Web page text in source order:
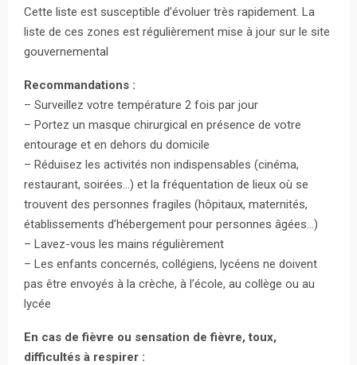
Cette liste est susceptible d’évoluer très rapidement. La
liste de ces zones est régulièrement mise à jour sur le site
gouvernemental
Recommandations :
– Surveillez votre température 2 fois par jour
– Portez un masque chirurgical en présence de votre
entourage et en dehors du domicile
– Réduisez les activités non indispensables (cinéma,
restaurant, soirées…) et la fréquentation de lieux où se
trouvent des personnes fragiles (hôpitaux, maternités,
établissements d’hébergement pour personnes âgées…)
– Lavez-vous les mains régulièrement
– Les enfants concernés, collégiens, lycéens ne doivent
pas être envoyés à la crèche, à l’école, au collège ou au
lycée
En cas de fièvre ou sensation de fièvre, toux,
difficultés à respirer :